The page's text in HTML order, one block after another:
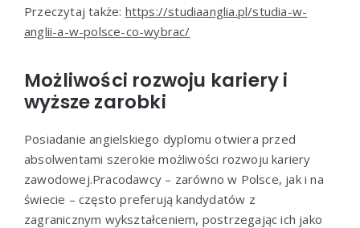
Przeczytaj także: https://studiaanglia.pl/studia-w-
anglii-a-w-polsce-co-wybrac/
Możliwości rozwoju kariery i
wyższe zarobki
Posiadanie angielskiego dyplomu otwiera przed
absolwentami szerokie możliwości rozwoju kariery
zawodowej.Pracodawcy – zarówno w Polsce, jak i na
świecie – często preferują kandydatów z
zagranicznym wykształceniem, postrzegając ich jako